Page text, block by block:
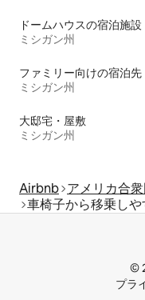
ドームハウスの宿泊施設
ミシガン州
ファミリー向けの宿泊先
ミシガン州
大邸宅・屋敷
ミシガン州
Airbnb アメリカ合
車椅子から移乗し
©
プラ